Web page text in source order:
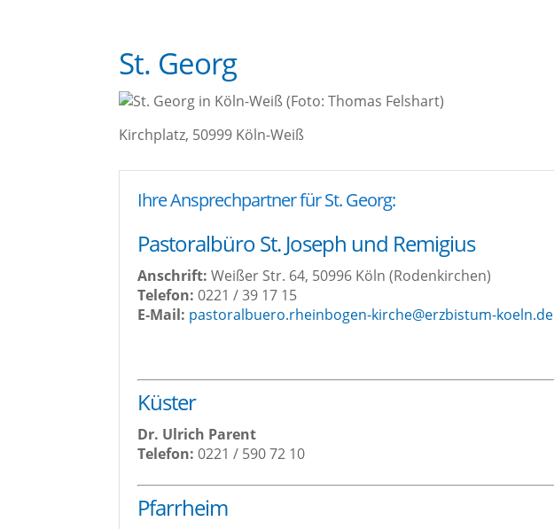
St. Georg
Kirch­platz, 50999 Köln-Weiß
Ihre Ansprech­part­ner für St. Georg:
Pas­to­ral­bü­ro St. Joseph und Remigius
Anschrift: Wei­ßer Str. 64, 50996 Köln (Roden­kir­chen)
Tele­fon: 0221 / 39 17 15
E‑Mail: pastoralbuero.rheinbogen-kirche@erzbistum-koeln.de
Küs­ter
Dr. Ulrich Parent
Tele­fon:0221 / 590 72 10
Pfarr­heim